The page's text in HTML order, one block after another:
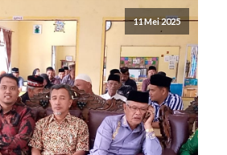
11 Mei 2025